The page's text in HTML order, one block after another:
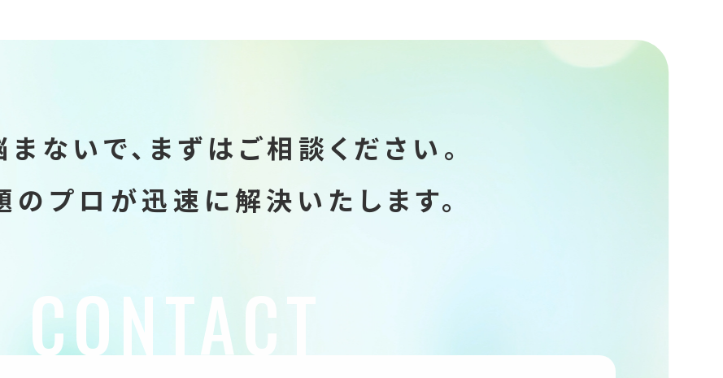
ないで、 まずはご相談ください。
のプロが迅速に解決いたします。